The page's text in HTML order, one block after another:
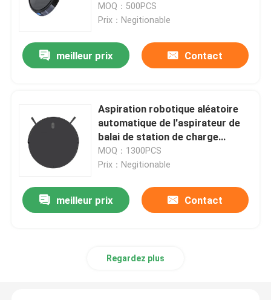
MOQ：500PCS
Prix：Negitionable
meilleur prix Contact
Aspiration robotique aléatoire
automatique de l'aspirateur de
balai de station de charge
1400pa
MOQ：1300PCS
Prix：Negitionable
meilleur prix Contact
Regardez plus